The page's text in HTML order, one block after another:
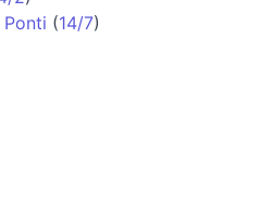
Ponti (14/7)